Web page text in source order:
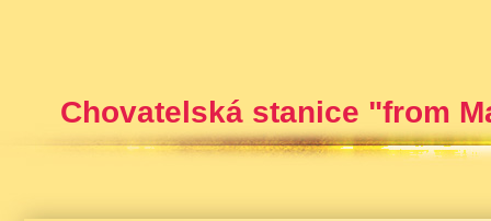
Chovatelská stanice "from